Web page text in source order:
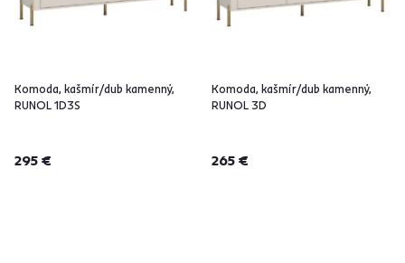
Komoda, kašmír/dub kamenný,
RUNOL 1D3S
295 €
Komoda, kašmír/dub kamenný,
RUNOL 3D
265 €